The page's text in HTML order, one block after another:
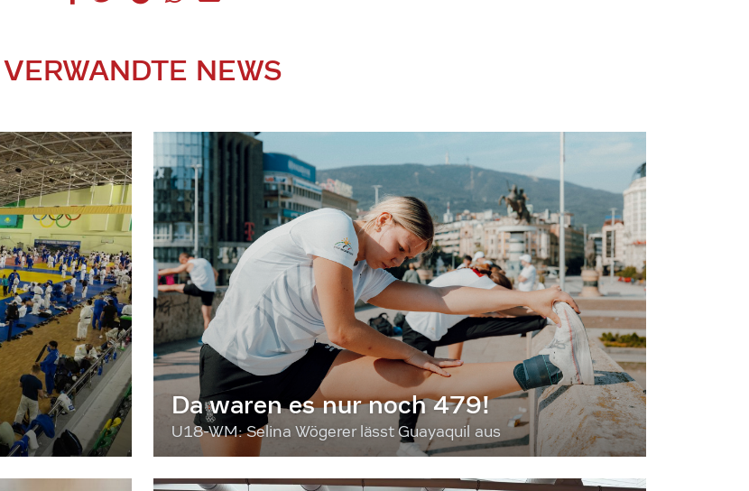
VERWANDTE NEWS
Da waren es nur noch 479!
U18-WM: Selina Wögerer lässt Guayaquil aus